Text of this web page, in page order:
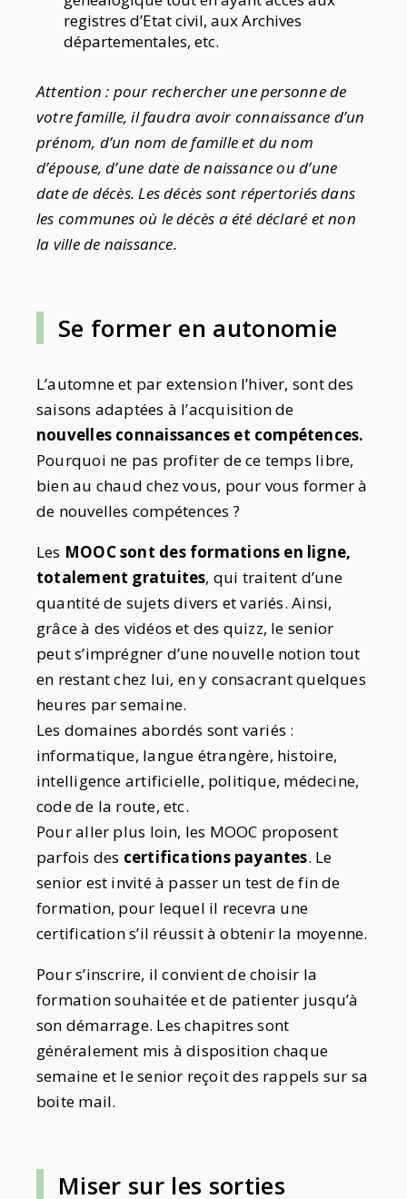
registres d’Etat civil, aux Archives
départementales, etc.
Attention : pour rechercher une personne de
votre famille, il faudra avoir connaissance d’un
prénom, d’un nom de famille et du nom
d’épouse, d’une date de naissance ou d’une
date de décès. Les décès sont répertoriés dans
les communes où le décès a été déclaré et non
la ville de naissance.
Se former en autonomie
L’automne et par extension l’hiver, sont des
saisons adaptées à l’acquisition de
nouvelles connaissances et compétences.
Pourquoi ne pas profiter de ce temps libre,
bien au chaud chez vous, pour vous former à
de nouvelles compétences ?
Les MOOC sont des formations en ligne,
totalement gratuites, qui traitent d’une
quantité de sujets divers et variés. Ainsi,
grâce à des vidéos et des quizz, le senior
peut s’imprégner d’une nouvelle notion tout
en restant chez lui, en y consacrant quelques
heures par semaine.
Les domaines abordés sont variés :
informatique, langue étrangère, histoire,
intelligence artificielle, politique, médecine,
code de la route, etc.
Pour aller plus loin, les MOOC proposent
parfois des certifications payantes. Le
senior est invité à passer un test de fin de
formation, pour lequel il recevra une
certification s’il réussit à obtenir la moyenne.
Pour s’inscrire, il convient de choisir la
formation souhaitée et de patienter jusqu’à
son démarrage. Les chapitres sont
généralement mis à disposition chaque
semaine et le senior reçoit des rappels sur sa
boite mail.
Miser sur les sorties